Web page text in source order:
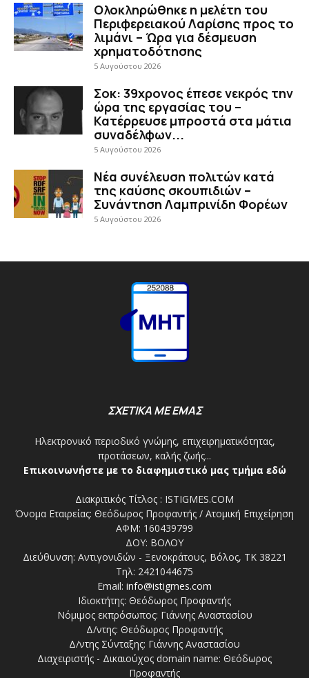
Ολοκληρώθηκε η μελέτη του
Περιφερειακού Λαρίσης προς το
λιμάνι – Ώρα για δέσμευση
χρηματοδότησης
5 Αυγούστου 2026
Σοκ: 39χρονος έπεσε νεκρός την
ώρα της εργασίας του –
Κατέρρευσε μπροστά στα μάτια
συναδέλφων...
5 Αυγούστου 2026
Νέα συνέλευση πολιτών κατά
της καύσης σκουπιδιών –
Συνάντηση Λαμπρινίδη Φορέων
5 Αυγούστου 2026
ΣΧΕΤΙΚΑ ΜΕ ΕΜΑΣ
Ηλεκτρονικό περιοδικό γνώμης, επιχειρηματικότητας,
προτάσεων, καλής ζωής...
Επικοινωνήστε με το διαφημιστικό μας τμήμα εδώ
Διακριτικός Τίτλος : ISTIGMES.COM
Όνομα Εταιρείας: Θεόδωρος Προφαντής / Ατομική Επιχείρηση
ΑΦΜ: 160439799
ΔΟΥ: ΒΟΛΟΥ
Διεύθυνση: Αντιγονιδών - Ξενοκράτους, Βόλος, ΤΚ 38221
Τηλ: 2421044675
Email: info@istigmes.com
Ιδιοκτήτης: Θεόδωρος Προφαντής
Νόμιμος εκπρόσωπος: Γιάννης Αναστασίου
Δ/ντης: Θεόδωρος Προφαντής
Δ/ντης Σύνταξης: Γιάννης Αναστασίου
Διαχειριστής - Δικαιούχος domain name: Θεόδωρος
Προφαντής